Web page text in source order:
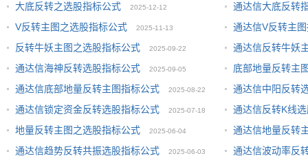
大底反转之选股指标公式
2025-12-12
通达信大底反转
V反转主图之选股指标公式
2025-11-13
通达信V反转主
反转牛妖主图之选股指标公式
2025-09-22
通达信反转牛妖
通达信海神反转选股指标公式
2025-09-05
底部地量反转主
通达信底部地量反转主图指标公式
2025-08-22
通达信中阳反转
通达信锁定资金反转选股指标公式
2025-07-18
通达信反转K线
地量反转主图之选股指标公式
2025-06-04
通达信地量反转
通达信趋势反转共振选股指标公式
2025-06-03
通达信波动率反